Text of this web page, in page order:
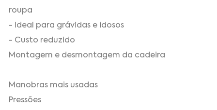
roupa
- Ideal para grávidas e idosos
- Custo reduzido
Montagem e desmontagem da cadeira
Manobras mais usadas
Pressões